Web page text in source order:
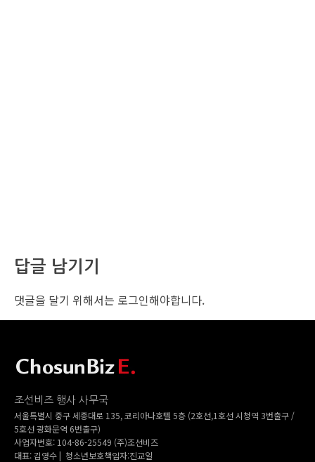
답글 남기기
댓글을 달기 위해서는 로그인해야합니다.
조선비즈 행사 사무국
서울특별시 중구 세종대로 135, 코리아나호텔 5층 (2호선,1호선 시청역 3번출구 /
5호선 광화문역 6번출구)
사업자번호: 104-86-25549 (주)조선비즈
대표: 김영수 | 청소년보호책임자:진교일